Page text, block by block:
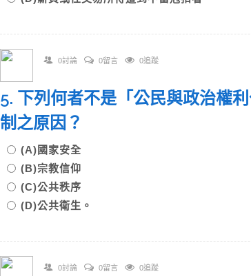
0討論 0留言 0追蹤
5. 下列何者不是「公民與政治權
制之原因？
(A)國家安全
(B)宗教信仰
(C)公共秩序
(D)公共衛生。
0討論 0留言 0追蹤